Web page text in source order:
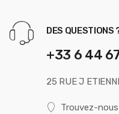
DES QUESTIONS
+33 6 44
25 RUE J
Trouvez-nous